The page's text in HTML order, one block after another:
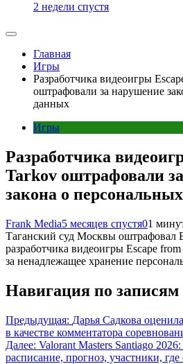
2 недели спустя
Главная
Игры
Разработчика видеоигры
оштрафовали за нарушение
данных
Игры
Разработчика
Tarkov оштрафовали
закона о
Frank Media5 месяцев спустя01
Таганский суд Москвы оштрафовал
разработчика видеоигры Escape
за ненадлежащее хранение
Навигация по записям
Предыдущая: Дарья Садкова
в качестве комментатора
Далее: Valorant Masters Santiago
расписание, прогноз, участники, где